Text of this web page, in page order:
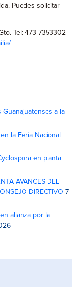
Puedes solicitar
Tel: 473 7353302
Guanajuatenses a la
la Feria Nacional
en planta
AVANCES DEL
DIRECTIVO 7
alianza por la